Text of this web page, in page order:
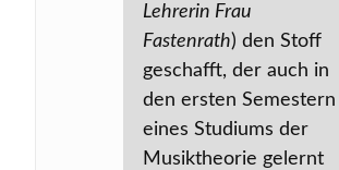
Lehrerin Frau
Fastenrath) den Stoff
geschafft, der auch in
den ersten Semestern
eines Studiums der
Musiktheorie gelernt